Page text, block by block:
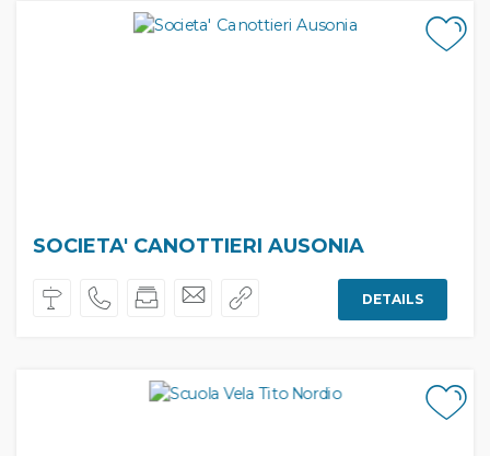
SOCIETA' CANOTTIERI AUSONIA
DETAILS